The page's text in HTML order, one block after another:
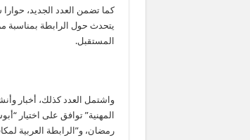
كما تضمن العدد الجديد،
المستقبل.
واشتمل العدد كذلك، أخبار
رمضان، و”الرابطة العربية